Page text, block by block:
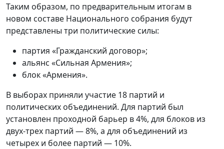
Таким образом, по предварительным итогам в
новом составе Национального собрания будут
представлены три политические силы:
партия «Гражданский договор»;
альянс «Сильная Армения»;
блок «Армения».
В выборах приняли участие 18 партий и
политических объединений. Для партий был
установлен проходной барьер в 4%, для блоков из
двух-трех партий — 8%, а для объединений из
четырех и более партий — 10%.